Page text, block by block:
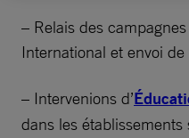
– Relais des
International et envoi
– Intervenions d’
dans les